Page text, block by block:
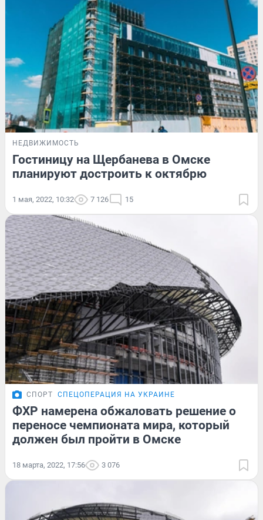
НЕДВИЖИМОСТЬ
Гостиницу на Щербанева в Омске
планируют достроить к октябрю
1 мая, 2022, 10:32 7 126 15
СПОРТ СПЕЦОПЕРАЦИЯ НА УКРАИНЕ
ФХР намерена обжаловать решение о
переносе чемпионата мира, который
должен был пройти в Омске
18 марта, 2022, 17:56 3 076